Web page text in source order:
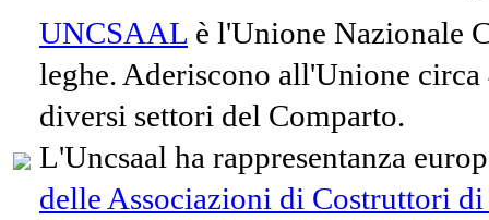
UNCSAAL è l'Unione Nazionale
leghe. Aderiscono all'Unione
diversi settori del Comparto.
L'Uncsaal ha rappresentanza
delle Associazioni di Costruttori